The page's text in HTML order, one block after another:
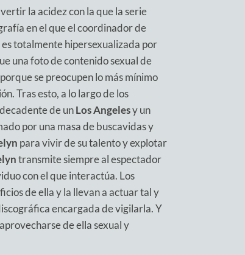
la acidez con la que la serie
en el que el coordinador de
totalmente hipersexualizada por
una foto de contenido sexual de
se preocupen lo más mínimo
Tras esto, a lo largo de los
de unLos Angelesy un
por una masa de buscavidas y
para vivir de su talento y explotar
transmite siempre al espectador
con el que interactúa. Los
de ella y la llevan a actuar tal y
encargada de vigilarla. Y
de ella sexual y